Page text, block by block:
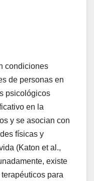
condiciones
de personas en
psicológicos
en la
y se asocian con
físicas y
(Katon et al.,
existe
para